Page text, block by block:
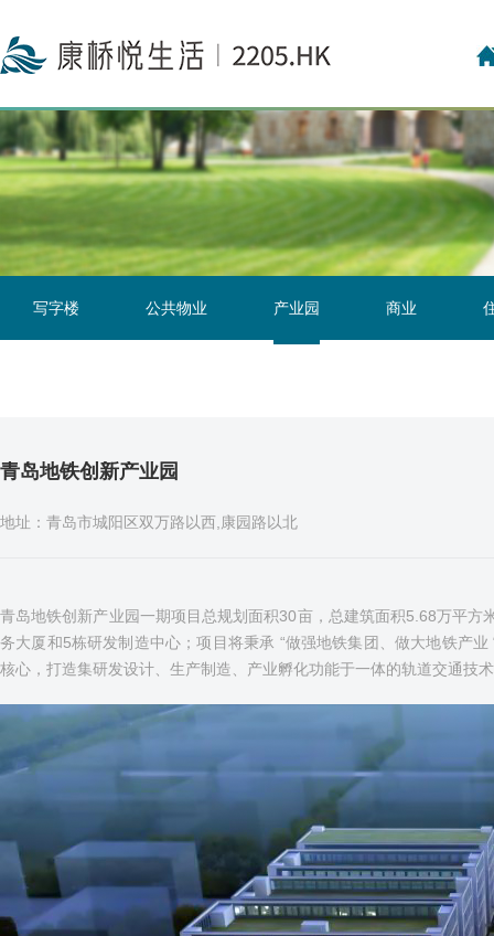
写字楼 公共物业 产业园 商业
青岛地铁创新产业园
地址：青岛市城阳区双万路以西,康园路以北
青岛地铁创新产业园一期项目总规划面积30亩，总建筑面积5.68万平
务大厦和5栋研发制造中心；项目将秉承 “做强地铁集团、做大地铁产
核心，打造集研发设计、生产制造、产业孵化功能于一体的轨道交通技